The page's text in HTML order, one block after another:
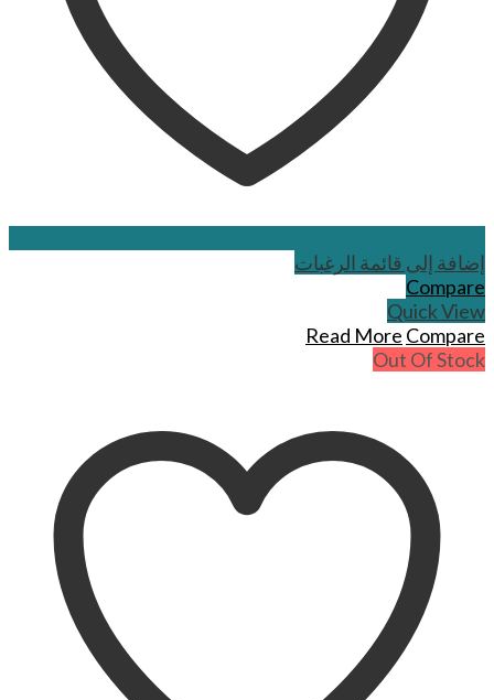
إضافة إلى قائمة الرغبات
Compare
Quick View
Read More Compare
Out Of Stock